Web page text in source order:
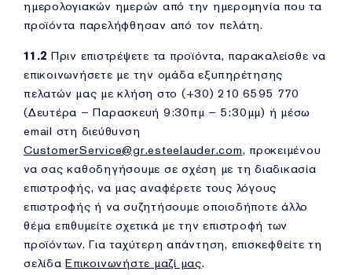
ημερολογιακών ημερών από την ημερομηνία που τα
προϊόντα παρελήφθησαν από τον πελάτη.
11.2 Πριν επιστρέψετε τα προϊόντα, παρακαλείσθε να
επικοινωνήσετε με την ομάδα εξυπηρέτησης
πελατών μας με κλήση στο (+30) 210 6595 770
(Δευτέρα – Παρασκευή 9:30πμ – 5:30μμ) ή μέσω
email στη διεύθυνση
CustomerService@gr.esteelauder.com, προκειμένου
να σας καθοδηγήσουμε σε σχέση με τη διαδικασία
επιστροφής, να μας αναφέρετε τους λόγους
επιστροφής ή να συζητήσουμε οποιοδήποτε άλλο
θέμα επιθυμείτε σχετικά με την επιστροφή των
προϊόντων. Για ταχύτερη απάντηση, επισκεφθείτε τη
σελίδαΕπικοινωνήστε μαζί μας.